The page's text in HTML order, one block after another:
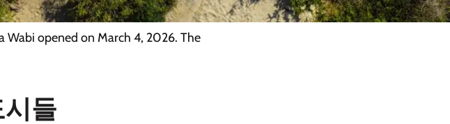
Wabi opened on March 4, 2026. The
들